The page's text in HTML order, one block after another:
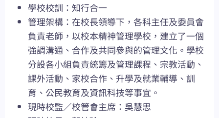
學校校訓：知行合一
管理架構：在校長領導下，各科主任及委員會
負責老師，以校本精神管理學校，建立了一個
強調溝通、合作及共同參與的管理文化。學校
分設各小組負責統籌及管理課程、宗教活動、
課外活動、家校合作、升學及就業輔導、訓
育、公民教育及資訊科技等事宜。
現時校監／校管會主席：吳慧思